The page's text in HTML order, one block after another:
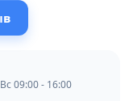
09:00 - 16:00